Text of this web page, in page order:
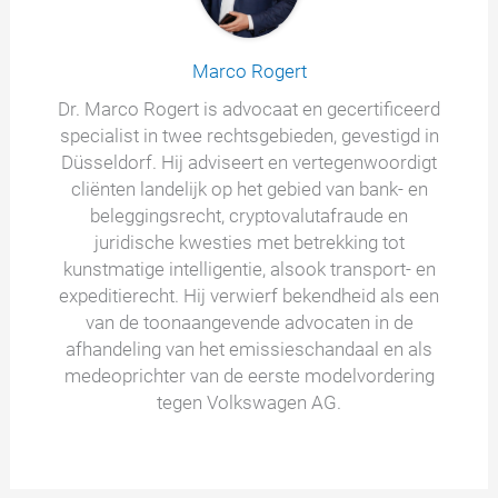
Marco Rogert
Dr. Marco Rogert is advocaat en gecertificeerd
specialist in twee rechtsgebieden, gevestigd in
Düsseldorf. Hij adviseert en vertegenwoordigt
cliënten landelijk op het gebied van bank- en
beleggingsrecht, cryptovalutafraude en
juridische kwesties met betrekking tot
kunstmatige intelligentie, alsook transport- en
expeditierecht. Hij verwierf bekendheid als een
van de toonaangevende advocaten in de
afhandeling van het emissieschandaal en als
medeoprichter van de eerste modelvordering
tegen Volkswagen AG.